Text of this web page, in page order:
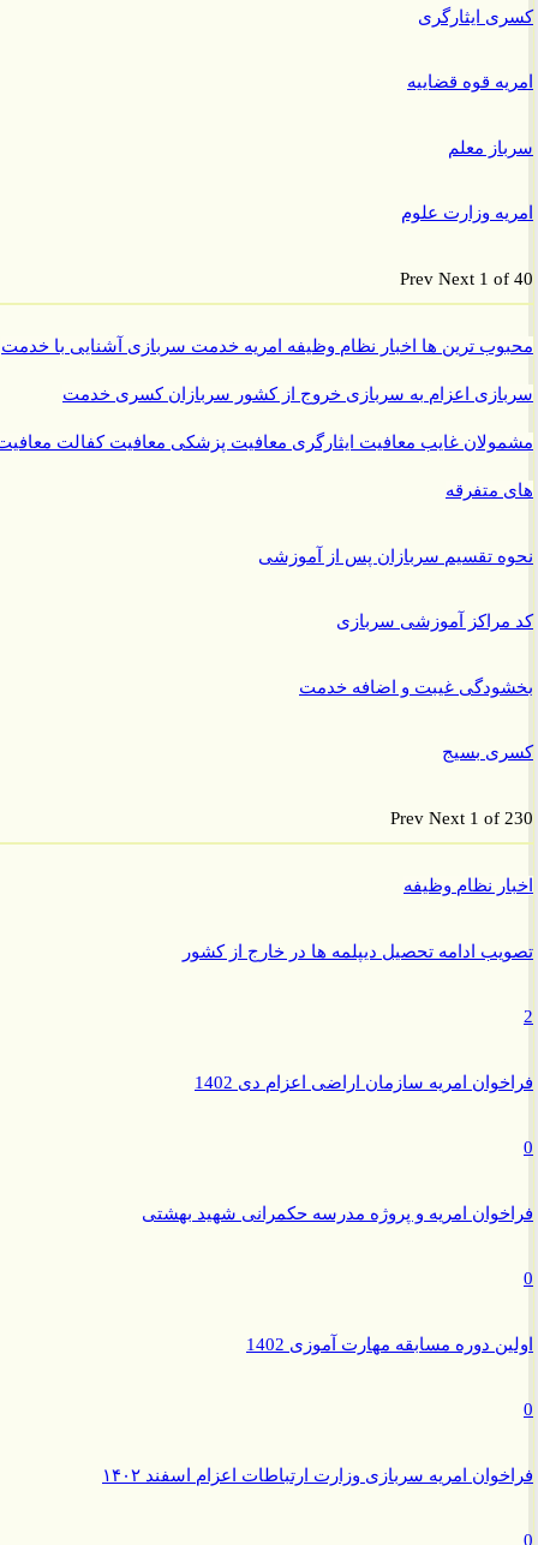
ایثارگری
قوه قضاییه
معلم
وزارت علوم
PrevNext 1
ترین هااخبار نظام وظیفهامریهخدمت سربازیآشنایی با خدمت
اعزام به سربازیخروج از کشور سربازانکسری خدمت
غایبمعافیت ایثارگریمعافیت پزشکیمعافیت کفالتمعافیت
متفرقه
تقسیم سربازان پس از آموزشی
آموزشی سربازی
غیبت و اضافه خدمت
بسیج
PrevNext 1 of
نظام وظیفه
ادامه تحصیل دیپلمه ها در خارج از کشور
امریه سازمان اراضی اعزام دی 1402
امریه و پروژه مدرسه حکمرانی شهید بهشتی
دوره مسابقه مهارت آموزی 1402
امریه سربازی وزارت ارتباطات اعزام اسفند ۱۴۰۲